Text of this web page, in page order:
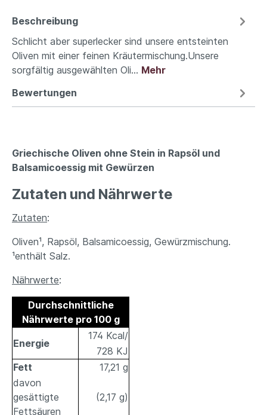
Beschreibung
Schlicht aber superlecker sind unsere entsteinten
Oliven mit einer feinen Kräutermischung.Unsere
sorgfältig ausgewählten Oli… Mehr
Bewertungen
Griechische Oliven ohne Stein in Rapsöl und
Balsamicoessig mit Gewürzen
Zutaten und Nährwerte
Zutaten:
Oliven¹, Rapsöl, Balsamicoessig, Gewürzmischung.
¹enthält Salz.
Nährwerte:
Durchschnittliche
Nährwerte pro 100 g
Energie
174 Kcal/
728 KJ
Fett
17,21 g
davon
gesättigte
Fettsäuren
(2,17 g)